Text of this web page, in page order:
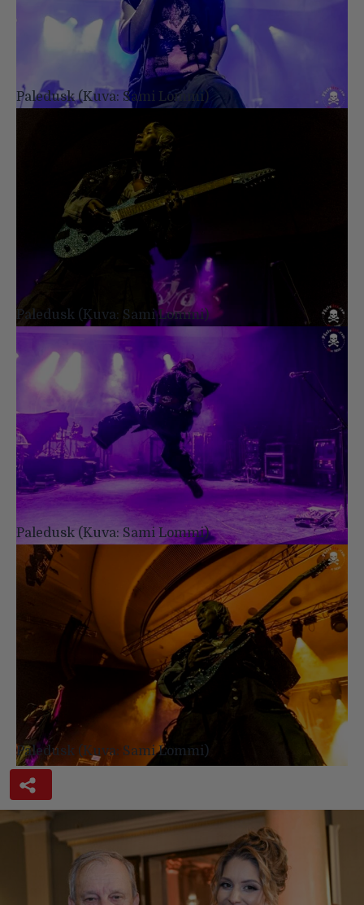
Paledusk (Kuva: Sami Lommi)
Paledusk (Kuva: Sami Lommi)
Paledusk (Kuva: Sami Lommi)
Paledusk (Kuva: Sami Lommi)